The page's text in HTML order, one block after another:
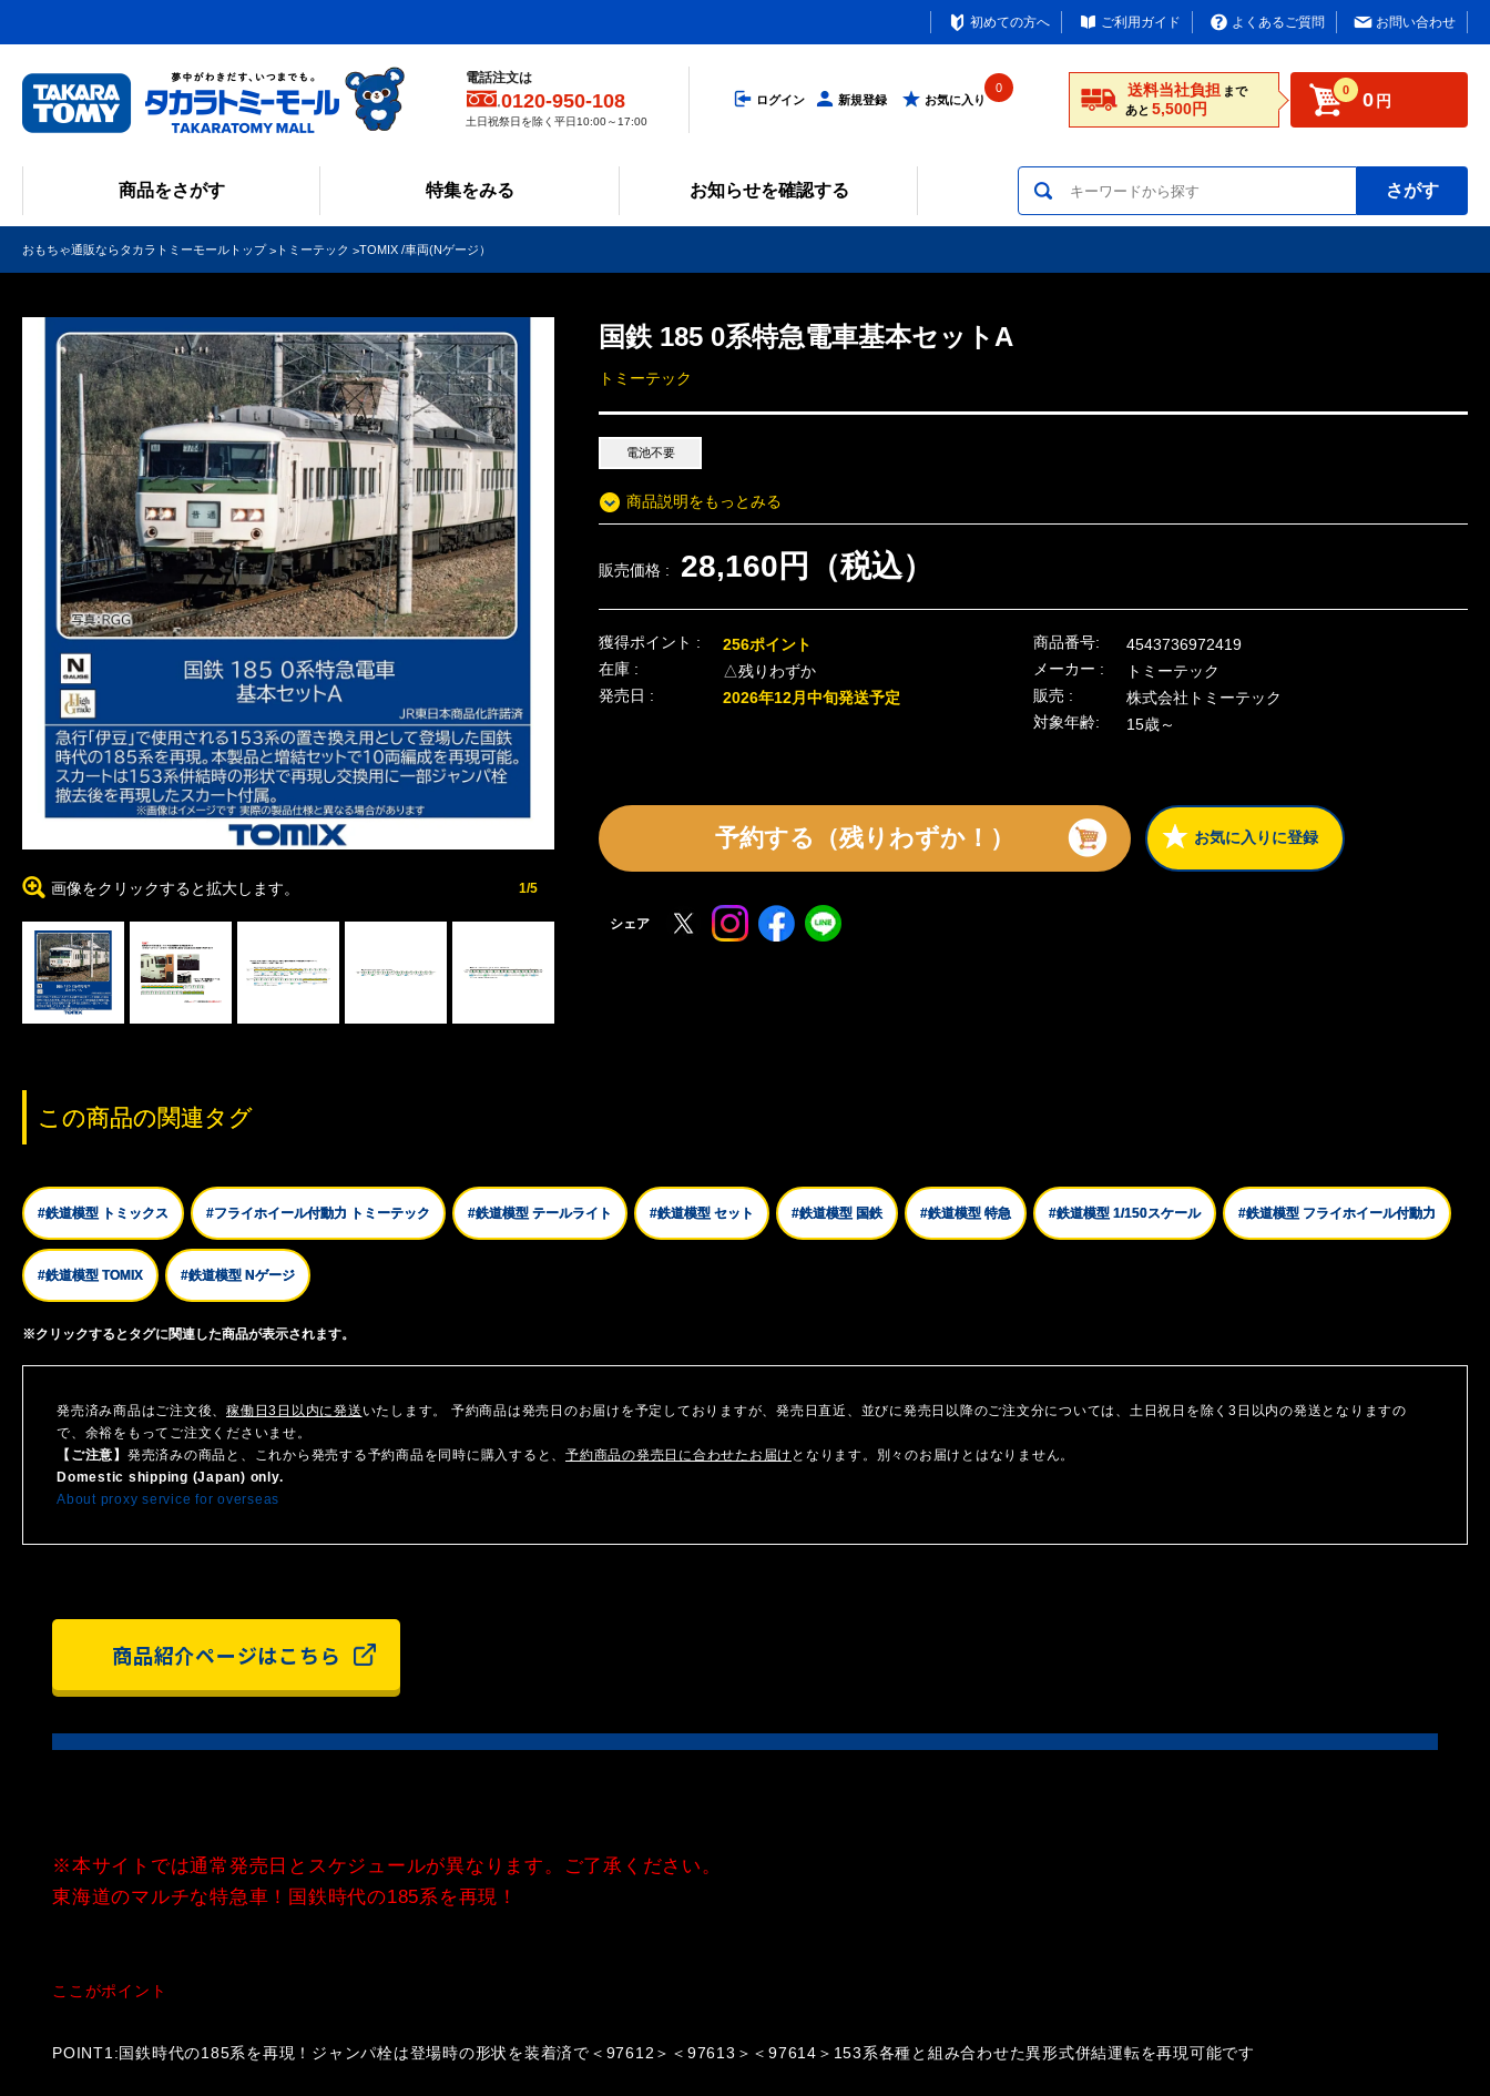
初めての方へ ご利用ガイド よくあるご質問 お問い合わせ
電話注文は
0120-950-108
土日祝祭日を除く平日10:00～17:00
ログイン 新規登録 お気に入り
0 送料当社負担 まで
あと 5,500円
0 0 円
商品をさがす 特集をみる お知らせを確認する さがす
おもちゃ通販ならタカラトミーモールトップ トミーテック TOMIX /車両(Nゲージ）
画像をクリックすると拡大します。 1/5
国鉄 185 0系特急電車基本セットA
トミーテック
電池不要
商品説明をもっとみる
販売価格 : 28,160円（税込）
獲得ポイント :
256ポイント
在庫 :
△残りわずか
発売日 :
2026年12月中旬発送予定
商品番号:
4543736972419
メーカー :
トミーテック
販売 :
株式会社トミーテック
対象年齢:
15歳～
予約する（残りわずか！） お気に入りに登録
シェア
この商品の関連タグ
#鉄道模型 トミックス #フライホイール付動力 トミーテック #鉄道模型 テールライト #鉄道模型 セット #鉄道模型 国鉄 #鉄道模型 特急 #鉄道模型 1/150スケール #鉄道模型 フライホイール付動力
#鉄道模型 TOMIX #鉄道模型 Nゲージ
※クリックするとタグに関連した商品が表示されます。
発売済み商品はご注文後、 稼働日3日以内に発送 いたします。 予約商品は発売日のお届けを予定しておりますが、発売日直近、並びに発売日以降のご注文分については、土日祝日を除く3日以内の発送となりますの
で、余裕をもってご注文くださいませ。
【ご注意】 発売済みの商品と、これから発売する予約商品を同時に購入すると、 予約商品の発売日に合わせたお届け となります。別々のお届けとはなりません。
Domestic shipping (Japan) only.
About proxy service for overseas
商品紹介ページはこちら
※本サイトでは通常発売日とスケジュールが異なります。ご了承ください。
東海道のマルチな特急車！国鉄時代の185系を再現！
ここがポイント
POINT1:国鉄時代の185系を再現！ジャンパ栓は登場時の形状を装着済で＜97612＞＜97613＞＜97614＞153系各種と組み合わせた異形式併結運転を再現可能です